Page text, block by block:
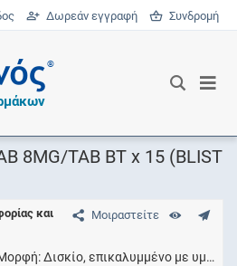
Δωρεάν εγγραφή Συνδρομή
®
8MG/TAB BT x 15 (BLIST
Μοιραστείτε
και
Δισκίο, επικαλυμμένο με υμένιο